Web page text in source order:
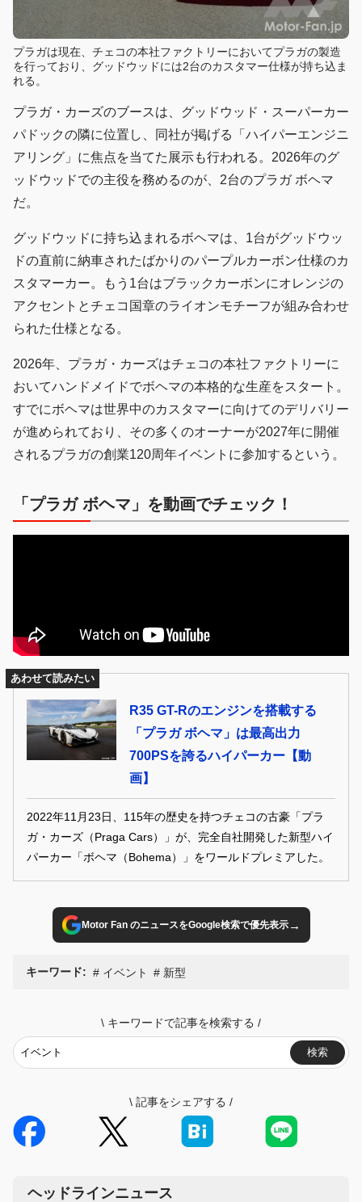
プラガは現在、チェコの本社ファクトリーにおいてプラガの製造
を行っており、グッドウッドには2台のカスタマー仕様が持ち込ま
れる。
プラガ・カーズのブースは、グッドウッド・スーパーカー
パドックの隣に位置し、同社が掲げる「ハイパーエンジニ
アリング」に焦点を当てた展示も行われる。2026年のグ
ッドウッドでの主役を務めるのが、2台のプラガ ボヘマ
だ。
グッドウッドに持ち込まれるボヘマは、1台がグッドウッ
ドの直前に納車されたばかりのパープルカーボン仕様のカ
スタマーカー。もう1台はブラックカーボンにオレンジの
アクセントとチェコ国章のライオンモチーフが組み合わせ
られた仕様となる。
2026年、プラガ・カーズはチェコの本社ファクトリーに
おいてハンドメイドでボヘマの本格的な生産をスタート。
すでにボヘマは世界中のカスタマーに向けてのデリバリー
が進められており、その多くのオーナーが2027年に開催
されるプラガの創業120周年イベントに参加するという。
「プラガ ボヘマ」を動画でチェック！
あわせて読みたい
R35 GT-Rのエンジンを搭載する
「プラガ ボヘマ」は最高出力
700PSを誇るハイパーカー【動
画】
2022年11月23日、115年の歴史を持つチェコの古豪「プラ
ガ・カーズ（Praga Cars）」が、完全自社開発した新型ハイ
パーカー「ボヘマ（Bohema）」をワールドプレミアした。
Motor Fan のニュースをGoogle検索で優先表示→
キーワード: イベント 新型
\ キーワードで記事を検索する /
検索
\ 記事をシェアする /
ヘッドラインニュース